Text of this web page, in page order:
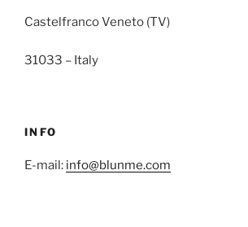
Castelfranco Veneto (TV)
31033 – Italy
INFO
E-mail: info@blunme.com